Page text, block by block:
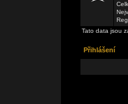
Tato data jsou
Přihlášení